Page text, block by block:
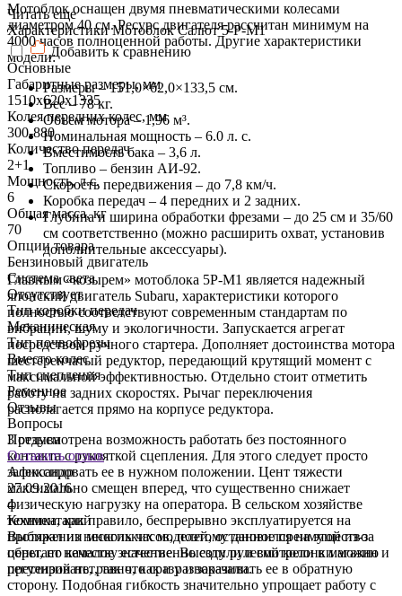
Мотоблок оснащен двумя пневматическими колесами
диаметром 40 см. Ресурс двигателя рассчитан минимум на
4000 часов полноценной работы. Другие характеристики
модели:
Размеры – 151,0×62,0×133,5 см.
Вес – 78 кг.
Объем мотора – 1,96 м³.
Номинальная мощность – 6.0 л. с.
Вместимость бака – 3,6 л.
Топливо – бензин АИ-92.
Скорость передвижения – до 7,8 км/ч.
Коробка передач – 4 передних и 2 задних.
Глубина и ширина обработки фрезами – до 25 см и 35/60
см соответственно (можно расширить охват, установив
дополнительные аксессуары).
Главным «козырем» мотоблока 5Р-М1 является надежный
японский двигатель Subaru, характеристики которого
полностью соответствуют современным стандартам по
вибрации, шуму и экологичности. Запускается агрегат
посредством ручного стартера. Дополняет достоинства мотора
шестеренчатый редуктор, передающий крутящий момент с
максимальной эффективностью. Отдельно стоит отметить
работу на задних скоростях. Рычаг переключения
располагается прямо на корпусе редуктора.
Предусмотрена возможность работать без постоянного
контакта с рукояткой сцепления. Для этого следует просто
зафиксировать ее в нужном положении. Цент тяжести
максимально смещен вперед, что существенно снижает
физическую нагрузку на оператора. В сельском хозяйстве
техника, как правило, беспрерывно эксплуатируется на
протяжении многих часов, поэтому данное преимущество
обретает немалое значение. Высоту рулевой колонки можно
регулировать, равно, как и разворачивать ее в обратную
сторону. Подобная гибкость значительно упрощает работу с
Читать еще
Характеристики Мотоблок Салют 5-Р-М1
Добавить к сравнению
Основные
Габаритные размеры, мм
1510х620х1335
Колея передних колес, мм
300-880
Количество передач
2+1
Мощность, л.с.
6
Общая масса, кг
70
Опции товара
Бензиновый двигатель
Система света
Отсутствует
Тип коробки передач
Механическая
Тип почвофрезы
Вместо колес
Тип сцепления
Ременное
Отзывы
Вопросы
3 отзыва
Оставить отзыв
Александр
27.09.2016
4
Комментарий
Выбирал из нескольких моделей, остановился на этой из-за
цены, по качеству естественно ездили и смотрели в магазин и
претензий нет, так что сразу и заказали.